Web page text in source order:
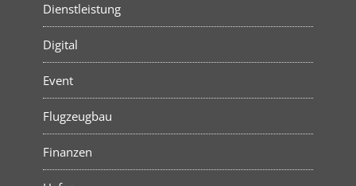
Dienstleistung
Digital
Event
Flugzeugbau
Finanzen